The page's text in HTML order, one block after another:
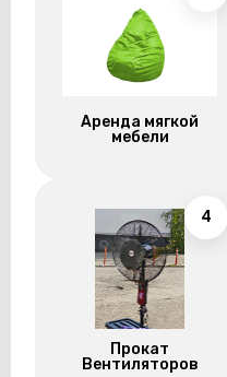
Аренда мягкой
мебели
4
Прокат
Вентиляторов